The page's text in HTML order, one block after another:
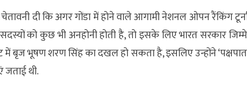
दी कि अगर गोंडा में होने वाले आगामी नेशनल ओपन रैंकिंग
को कुछ भी अनहोनी होती है, तो इसके लिए भारत सरकार
में बृज भूषण शरण सिंह का दखल हो सकता है, इसलिए उन्होंने
थी.